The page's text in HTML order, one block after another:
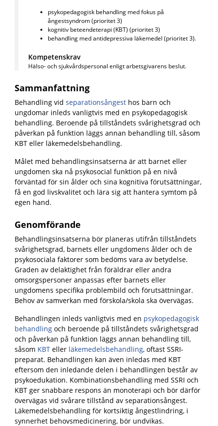
psykopedagogisk behandling med fokus på
ångestsyndrom (prioritet 3)
kognitiv beteendeterapi (KBT) (prioritet 3)
behandling med antidepressiva läkemedel (prioritet 3).
Kompetenskrav
Hälso- och sjukvårdspersonal enligt arbetsgivarens beslut.
Sammanfattning
Behandling vid separationsångest hos barn och
ungdomar inleds vanligtvis med en psykopedagogisk
behandling. Beroende på tillståndets svårighetsgrad och
påverkan på funktion läggs annan behandling till, såsom
KBT eller läkemedelsbehandling.
Målet med behandlingsinsatserna är att barnet eller
ungdomen ska nå psykosocial funktion på en nivå
förväntad för sin ålder och sina kognitiva förutsättningar,
få en god livskvalitet och lära sig att hantera symtom på
egen hand.
Genomförande
Behandlingsinsatserna bör planeras utifrån tillståndets
svårighetsgrad, barnets eller ungdomens ålder och de
psykosociala faktorer som bedöms vara av betydelse.
Graden av delaktighet från föräldrar eller andra
omsorgspersoner anpassas efter barnets eller
ungdomens specifika problembild och förutsättningar.
Behov av samverkan med förskola/skola ska övervägas.
Behandlingen inleds vanligtvis med en psykopedagogisk
behandling och beroende på tillståndets svårighetsgrad
och påverkan på funktion läggs annan behandling till,
såsom KBT eller läkemedelsbehandling, oftast SSRI-
preparat. Behandlingen kan även inledas med KBT
eftersom den inledande delen i behandlingen består av
psykoedukation. Kombinationsbehandling med SSRI och
KBT ger snabbare respons än monoterapi och bör därför
övervägas vid svårare tillstånd av separationsångest.
Läkemedelsbehandling för kortsiktig ångestlindring, i
synnerhet behovsmedicinering, bör undvikas.